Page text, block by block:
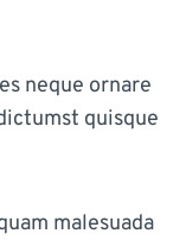
neque ornare
quisque
malesuada